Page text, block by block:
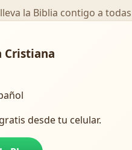
la Biblia contigo a
Cristiana
desde tu celular.